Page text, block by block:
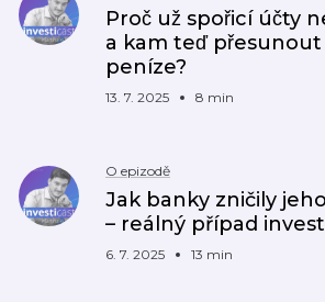
Proč už spořicí účty
a kam teď přesunout
peníze?
13. 7. 2025 8 min
O epizodě
Jak banky zničily
– reálný případ
6. 7. 2025 13 min